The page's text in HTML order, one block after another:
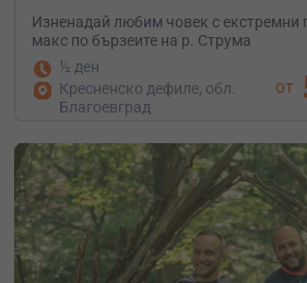
Изненадай любим човек с екстремни
макс по бързеите на р. Струма
½ ден
Кресненско дефиле, обл.
Благоевград
от